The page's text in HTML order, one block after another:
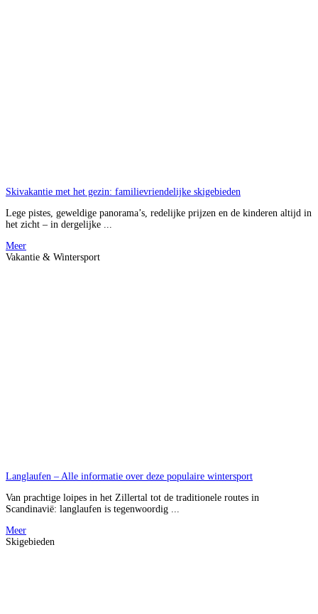
Skivakantie met het gezin: familievriendelijke skigebieden
Lege pistes, geweldige panorama’s, redelijke prijzen en de kinderen altijd in
het zicht – in dergelijke ...
Meer
Vakantie & Wintersport
Langlaufen – Alle informatie over deze populaire wintersport
Van prachtige loipes in het Zillertal tot de traditionele routes in
Scandinavië: langlaufen is tegenwoordig ...
Meer
Skigebieden